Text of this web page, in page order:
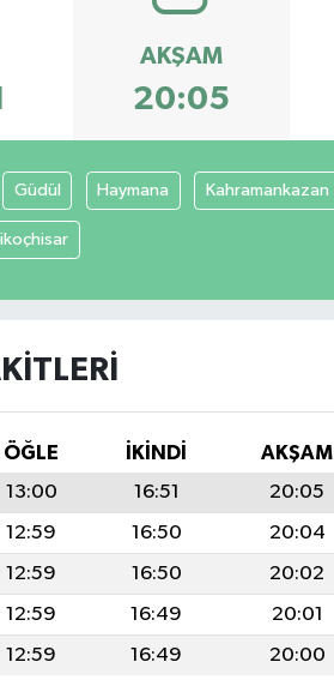
AKŞAM
20:05
Güdül Haymana Kahramankazan
ÖĞLE İKINDI AKŞAM
13:00 16:51 20:05
12:59 16:50 20:04
12:59 16:50 20:02
12:59 16:49 20:01
12:59 16:49 20:00